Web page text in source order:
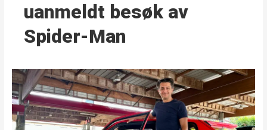
uanmeldt besøk av
Spider-Man